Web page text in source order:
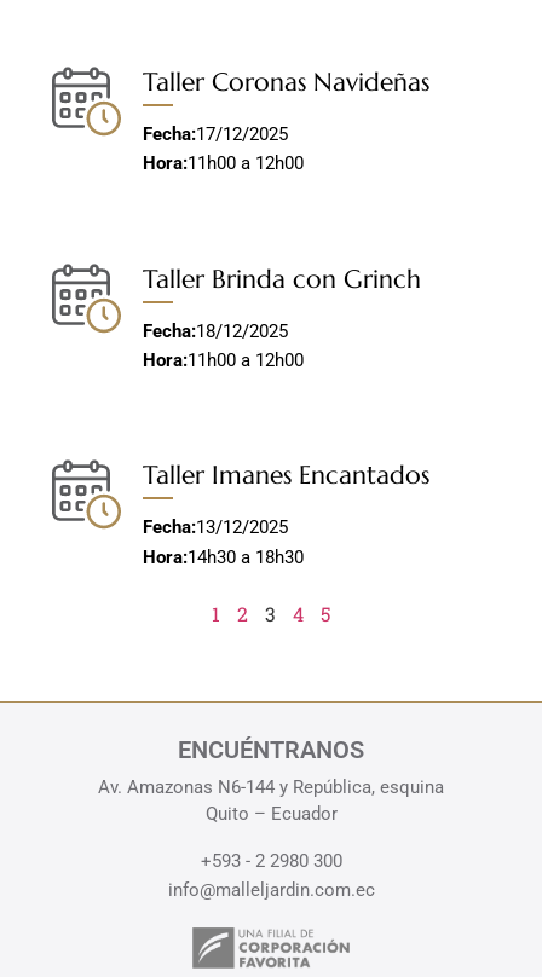
Taller Coronas Navideñas
Fecha:17/12/2025
Hora:11h00 a 12h00
Taller Brinda con Grinch
Fecha:18/12/2025
Hora:11h00 a 12h00
Taller Imanes Encantados
Fecha:13/12/2025
Hora:14h30 a 18h30
1 2 3 4 5
ENCUÉNTRANOS
Av. Amazonas N6-144 y República, esquina
Quito – Ecuador
+593 - 2 2980 300
info@malleljardin.com.ec